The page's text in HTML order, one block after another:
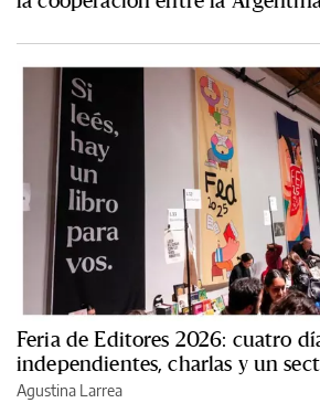
Feria de Editores 2026: cuatro
independientes, charlas y un
Agustina Larrea